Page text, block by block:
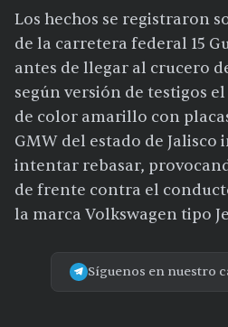
Los hechos se registraron
de la carretera federal 15
antes de llegar al crucero
según versión de testigos
de color amarillo con
GMW del estado de
intentar rebasar,
de frente contra el
la marca Volkswagen tipo
Síguenos en nuestro